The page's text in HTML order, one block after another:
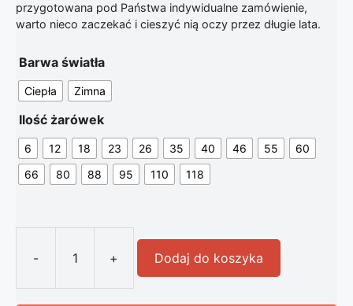
przygotowana pod Państwa indywidualne zamówienie,
warto nieco zaczekać i cieszyć nią oczy przez długie lata.
Barwa światła
Ciepła Zimna
Ilość żarówek
6 12 18 23 26 35 40 46 55
60
66
80 88 95 110 118
-
ilość Nowoczesna Lampa Wisząca
+ Dodaj do koszyka